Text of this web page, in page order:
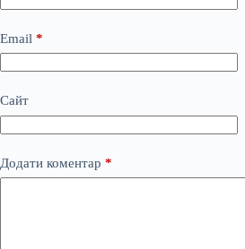
Email *
Сайт
Додати коментар *